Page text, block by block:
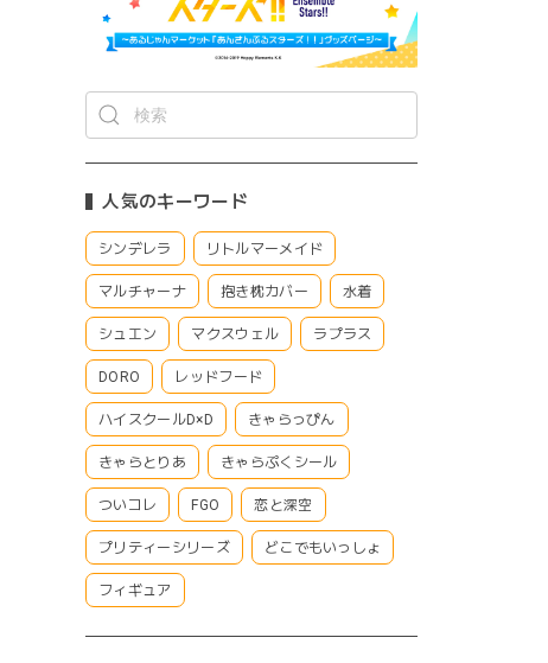
人気のキーワード
シンデレラ リトルマーメイド
マルチャーナ 抱き枕カバー 水着
シュエン マクスウェル ラプラス
DORO レッドフード
ハイスクールD×D きゃらっぴん
きゃらとりあ きゃらぷくシール
ついコレ FGO 恋と深空
プリティーシリーズ どこでもいっしょ
フィギュア